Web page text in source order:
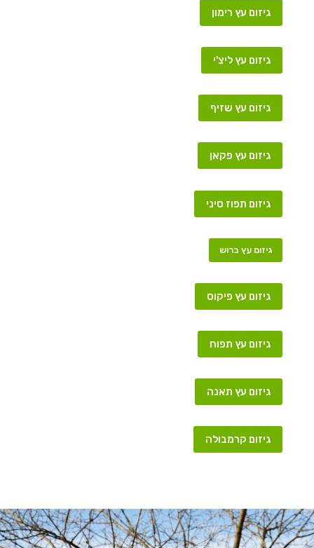
גיזום עץ רימון
גיזום עץ ליצ'י
גיזום עץ שזיף
גיזום עץ פקאן
גיזום תפוז סיני
גיזום עץ ברוש
גיזום עץ פיקוס
גיזום עץ תפוח
גיזום עץ תאנה
גיזום קרמבולה